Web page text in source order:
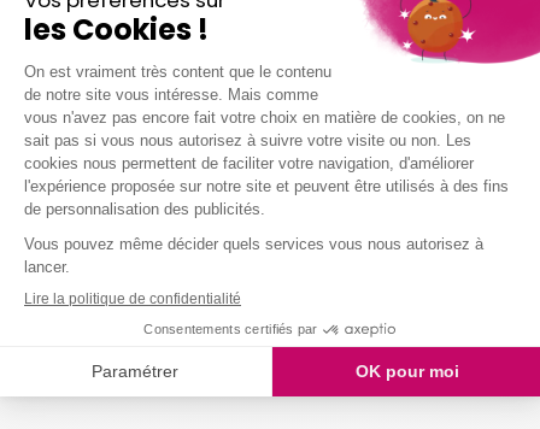
Fussy
Pigny
Quantilly
St Eloy De Gy
St Georges Sur Moulon
St Martin D Auxigny
St Palais
Vasselay
Vignoux Sous Les Aix
Cogny
Contres